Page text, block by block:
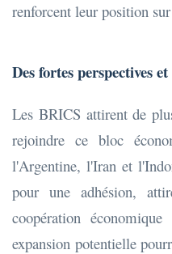
renforcent leur position
Des fortes perspectives
Les BRICS attirent de
rejoindre ce bloc
l'Argentine, l'Iran et
pour une adhésion,
coopération
expansion potentielle